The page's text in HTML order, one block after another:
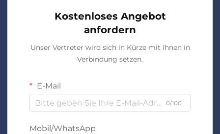
Kostenloses Angebot
anfordern
Unser Vertreter wird sich in Kürze mit Ihnen in
Verbindung setzen.
E-Mail
0/100
Mobil/WhatsApp